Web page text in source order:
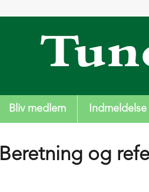
Bliv medlem
Beretning og